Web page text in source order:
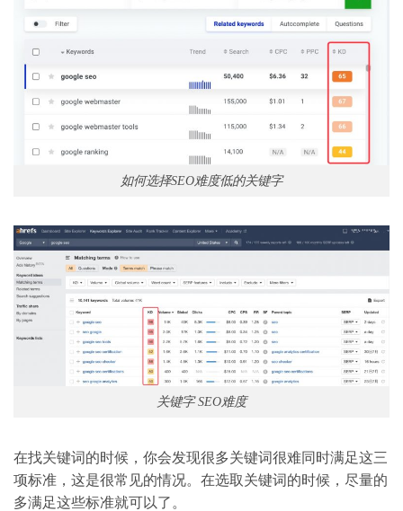
如何选择SEO难度低的关键字
关键字 SEO难度
在找关键词的时候，你会发现很多关键词很难同时满足这三
项标准，这是很常见的情况。在选取关键词的时候，尽量的
多满足这些标准就可以了。